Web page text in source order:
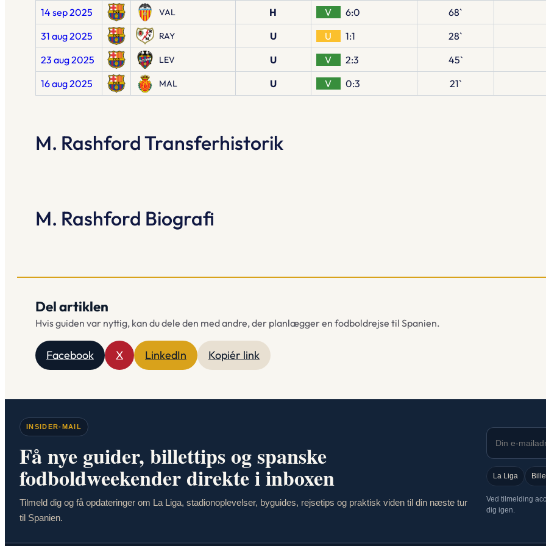
14 sep 2025 VAL H V 6:0 68`
31 aug 2025 RAY U U 1:1 28`
23 aug 2025 LEV U V 2:3 45`
16 aug 2025 MAL U V 0:3 21`
M. Rashford Transferhistorik
M. Rashford Biografi
Del artiklen
Hvis guiden var nyttig, kan du dele den med andre, der planlægger en fodboldrejse til Spanien.
Facebook X LinkedIn Kopiér link
INSIDER-MAIL
Få nye guider, billettips og spanske
fodboldweekender direkte i inboxen
Tilmeld dig og få opdateringer om La Liga, stadionoplevelser, byguides, rejsetips og praktisk viden til din næste tur
til Spanien.
La Liga
Ved tilmelding
dig igen.